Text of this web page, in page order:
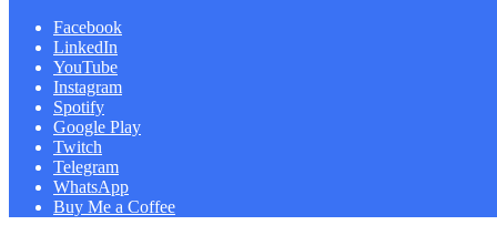
Facebook
LinkedIn
YouTube
Instagram
Spotify
Google Play
Twitch
Telegram
WhatsApp
Buy Me a Coffee